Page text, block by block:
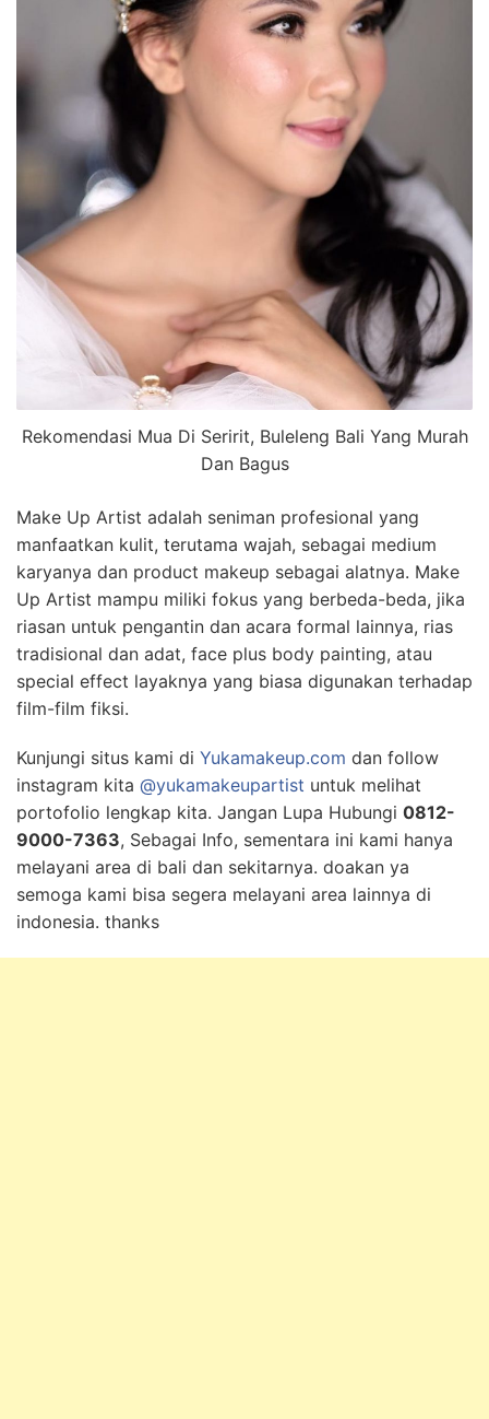
Rekomendasi Mua Di Seririt, Buleleng Bali Yang Murah
Dan Bagus
Make Up Artist adalah seniman profesional yang
manfaatkan kulit, terutama wajah, sebagai medium
karyanya dan product makeup sebagai alatnya. Make
Up Artist mampu miliki fokus yang berbeda-beda, jika
riasan untuk pengantin dan acara formal lainnya, rias
tradisional dan adat, face plus body painting, atau
special effect layaknya yang biasa digunakan terhadap
film-film fiksi.
Kunjungi situs kami di Yukamakeup.com dan follow
instagram kita @yukamakeupartist untuk melihat
portofolio lengkap kita. Jangan Lupa Hubungi 0812-
9000-7363, Sebagai Info, sementara ini kami hanya
melayani area di bali dan sekitarnya. doakan ya
semoga kami bisa segera melayani area lainnya di
indonesia. thanks